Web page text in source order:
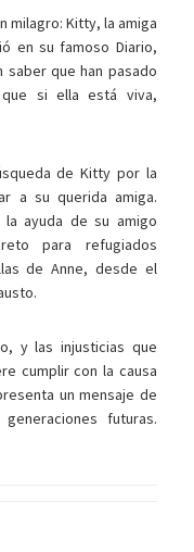
milagro: Kitty, la amiga
en su famoso Diario,
saber que han pasado
si ella está viva,
de Kitty por la
a su querida amiga.
ayuda de su amigo
para refugiados
de Anne, desde el
y las injusticias que
cumplir con la causa
un mensaje de
futuras.